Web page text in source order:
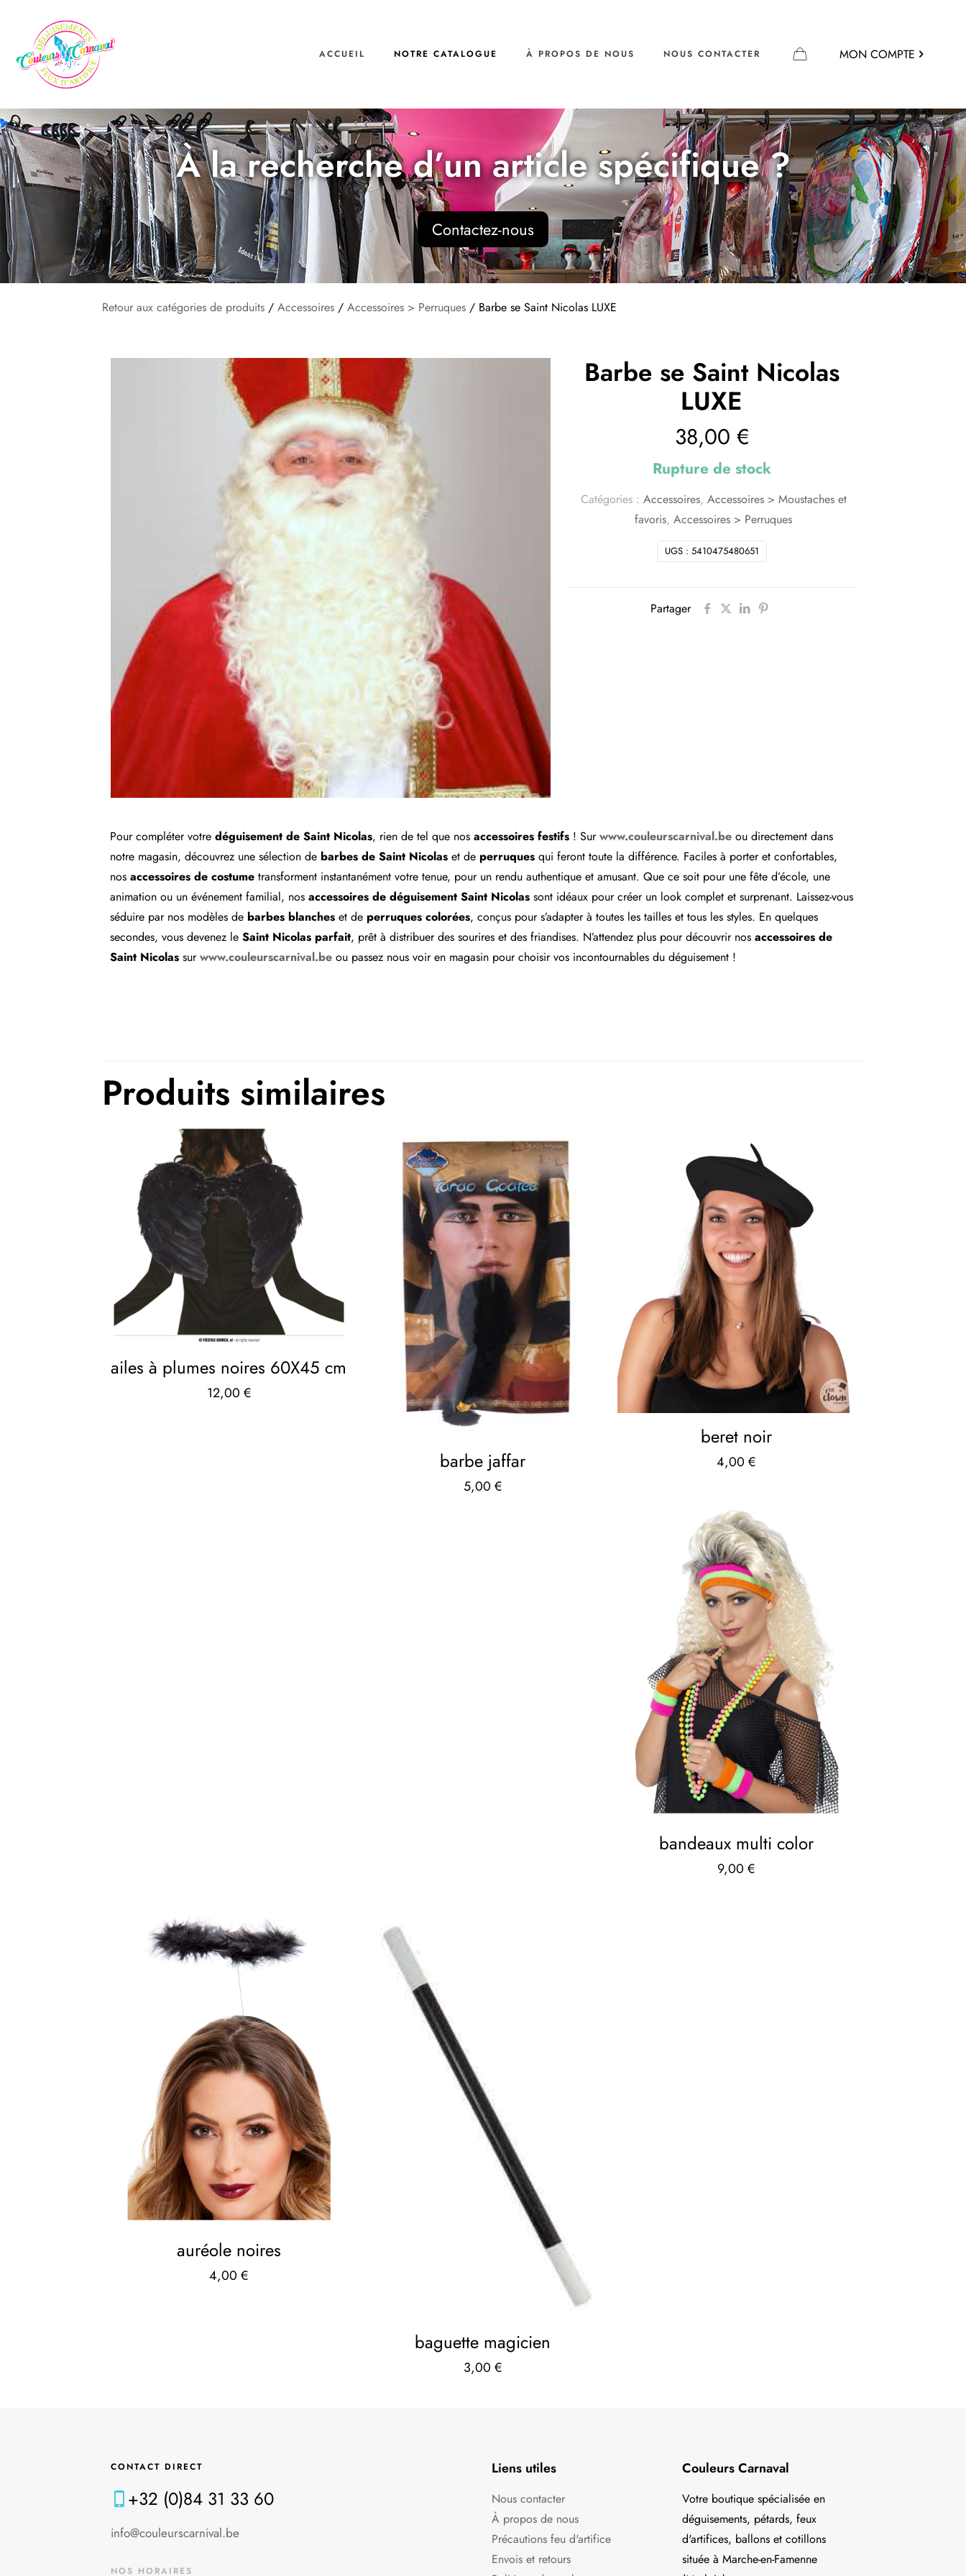
ACCUEIL NOTRE CATALOGUE À PROPOS DE NOUS NOUS CONTACTER MON COMPTE
À la recherche d’un article spécifique ?
Contactez-nous
Retour aux catégories de produits / Accessoires / Accessoires > Perruques / Barbe se Saint Nicolas LUXE
Barbe se Saint Nicolas
LUXE
38,00 €
Rupture de stock
UGS : 5410475480651
Catégories : Accessoires, Accessoires > Moustaches et
favoris, Accessoires > Perruques
Partager
Pour compléter votre déguisement de Saint Nicolas, rien de tel que nos accessoires festifs! Surwww.couleurscarnival.beou directement dans
notre magasin, découvrez une sélection de barbes de Saint Nicolaset de perruquesqui feront toute la différence. Faciles à porter et confortables,
nos accessoires de costumetransforment instantanément votre tenue, pour un rendu authentique et amusant. Que ce soit pour une fête d’école, une
animation ou un événement familial, nos accessoires de déguisement Saint Nicolassont idéaux pour créer un look complet et surprenant. Laissez-vous
séduire par nos modèles de barbes blancheset de perruques colorées, conçus pour s’adapter à toutes les tailles et tous les styles. En quelques
secondes, vous devenez le Saint Nicolas parfait, prêt à distribuer des sourires et des friandises. N’attendez plus pour découvrir nos accessoires de
Saint Nicolassurwww.couleurscarnival.beou passez nous voir en magasin pour choisir vos incontournables du déguisement !
Produits similaires
ailes à plumes noires 60X45 cm
12,00 €
barbe jaffar
5,00 €
beret noir
4,00€
bandeaux multi color
9,00€
auréole noires
4,00€
baguette magicien
3,00 €
CONTACT DIRECT
+32 (0)84 31 33 60
info@couleurscarnival.be
NOS HORAIRES
Liens utiles
Nous contacter
À propos de nous
Précautions feu d'artifice
Envois et retours
Couleurs Carnaval
Votre boutique spécialisée en
déguisements, pétards, feux
d'artifices, ballons et cotillons
située à Marche-en-Famenne